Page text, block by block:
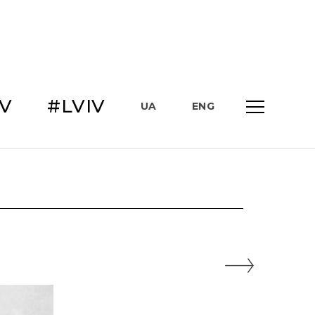
#LVIV UA ENG